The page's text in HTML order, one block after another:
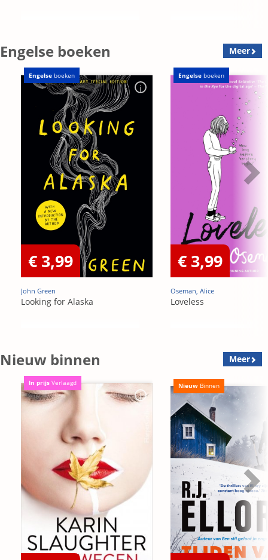
Engelse boeken Meer
Engelse boeken
€ 3,99
John Green
Looking for Alaska
Engelse boeken
€ 3,99
Oseman, Alice
Loveless
Nieuw binnen Meer
In prijs Verlaagd Nieuw Binnen